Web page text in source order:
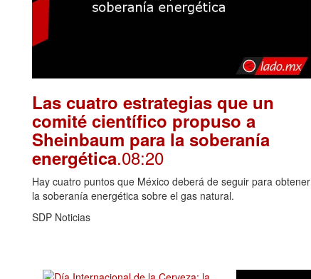
Las cuatro estrategias que un
comité científico propuso a
Sheinbaum para la soberanía
energética.08:20
Hay cuatro puntos que México deberá de seguir para obtener
la soberanía energética sobre el gas natural.
SDP Noticias